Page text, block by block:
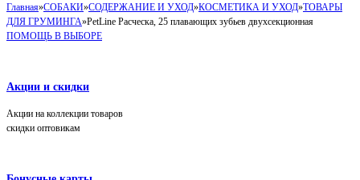
Главная»СОБАКИ»СОДЕРЖАНИЕ И УХОД»КОСМЕТИКА И УХОД»ТОВАРЫ
ДЛЯ ГРУМИНГА»PetLine Расческа, 25 плавающих зубьев двухсекционная
ПОМОЩЬ В ВЫБОРЕ
Акции и скидки
Акции на коллекции товаров
скидки оптовикам